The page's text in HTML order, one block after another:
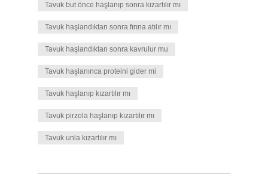
Tavuk but önce haşlanıp sonra kızartılır mı
Tavuk haşlandıktan sonra fırına atılır mı
Tavuk haşlandıktan sonra kavrulur mu
Tavuk haşlanınca proteini gider mi
Tavuk haşlanıp kızartılır mı
Tavuk pirzola haşlanıp kızartılır mı
Tavuk unla kızartılır mı